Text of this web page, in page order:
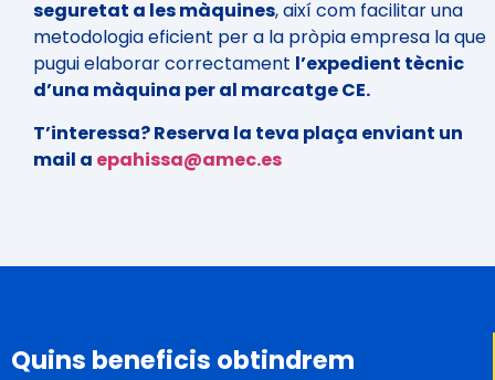
seguretat a les màquines, així com facilitar una
metodologia eficient per a la pròpia empresa la que
pugui elaborar correctament l’expedient tècnic
d’una màquina per al marcatge CE.
T’interessa? Reserva la teva plaça enviant un
mail a epahissa@amec.es
Quins beneficis obtindrem